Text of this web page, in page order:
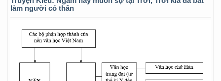
làm người có thân